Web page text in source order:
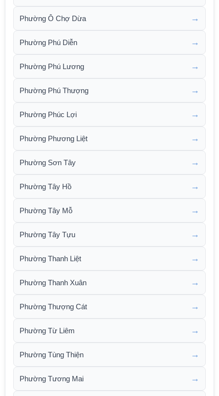
Phường Ô Chợ Dừa →
Phường Phú Diễn →
Phường Phú Lương →
Phường Phú Thượng →
Phường Phúc Lợi →
Phường Phương Liệt →
Phường Sơn Tây →
Phường Tây Hồ →
Phường Tây Mỗ →
Phường Tây Tựu →
Phường Thanh Liệt →
Phường Thanh Xuân →
Phường Thượng Cát →
Phường Từ Liêm →
Phường Tùng Thiện →
Phường Tương Mai →